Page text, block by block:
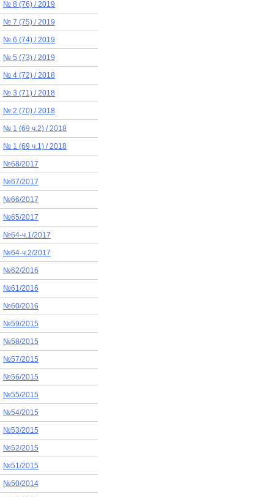
№ 8 (76) / 2019
№ 7 (75) / 2019
№ 6 (74) / 2019
№ 5 (73) / 2019
№ 4 (72) / 2018
№ 3 (71) / 2018
№ 2 (70) / 2018
№ 1 (69 ч.2) / 2018
№ 1 (69 ч.1) / 2018
№68/2017
№67/2017
№66/2017
№65/2017
№64-ч.1/2017
№64-ч.2/2017
№62/2016
№61/2016
№60/2016
№59/2015
№58/2015
№57/2015
№56/2015
№55/2015
№54/2015
№53/2015
№52/2015
№51/2015
№50/2014